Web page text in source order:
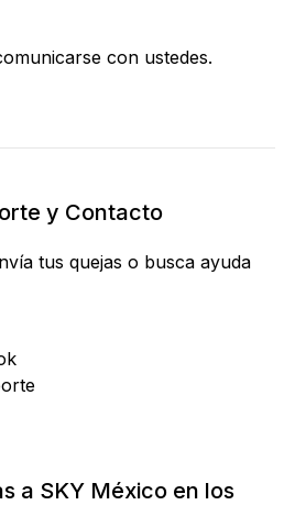
con ustedes.
y Contacto
tus quejas o busca ayuda
a SKY México en los